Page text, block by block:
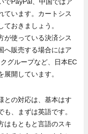
でPayPal、中国ではア
ています。カートシス
おきましょう。
が使っている決済シス
へ販売する場合にはア
グループなど、日本EC
開しています。
との対応は、基本はす
、まずは英語です。
はもともと言語のスキ